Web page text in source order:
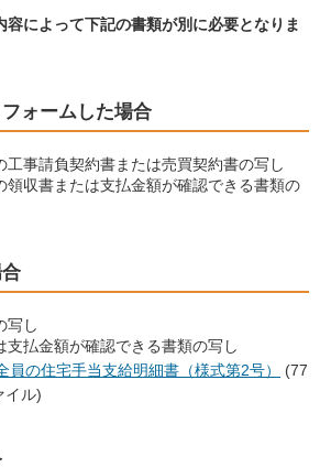
容によって下記の書類が別に必要となりま
ォームした場合
工事請負契約書または売買契約書の写し
領収書または支払金額が確認できる書類の
写し
支払金額が確認できる書類の写し
員の住宅手当支給明細書（様式第2号）
(77
イル)